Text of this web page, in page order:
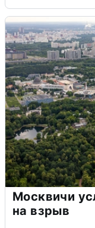
Москвичи
на взрыв